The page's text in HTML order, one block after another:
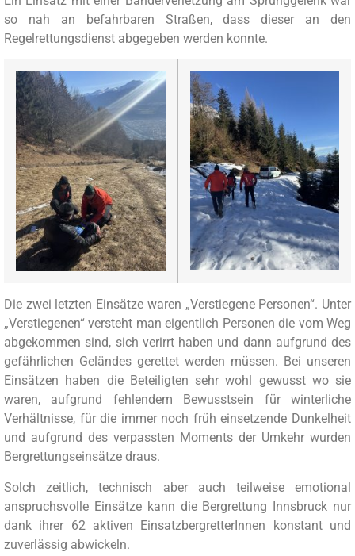
so nah an befahrbaren Straßen, dass dieser an den
Regelrettungsdienst abgegeben werden konnte.
Die zwei letzten Einsätze waren „Verstiegene Personen“. Unter
„Verstiegenen“ versteht man eigentlich Personen die vom Weg
abgekommen sind, sich verirrt haben und dann aufgrund des
gefährlichen Geländes gerettet werden müssen. Bei unseren
Einsätzen haben die Beteiligten sehr wohl gewusst wo sie
waren, aufgrund fehlendem Bewusstsein für winterliche
Verhältnisse, für die immer noch früh einsetzende Dunkelheit
und aufgrund des verpassten Moments der Umkehr wurden
Bergrettungseinsätze draus.
Solch zeitlich, technisch aber auch teilweise emotional
anspruchsvolle Einsätze kann die Bergrettung Innsbruck nur
dank ihrer 62 aktiven EinsatzbergretterInnen konstant und
zuverlässig abwickeln.